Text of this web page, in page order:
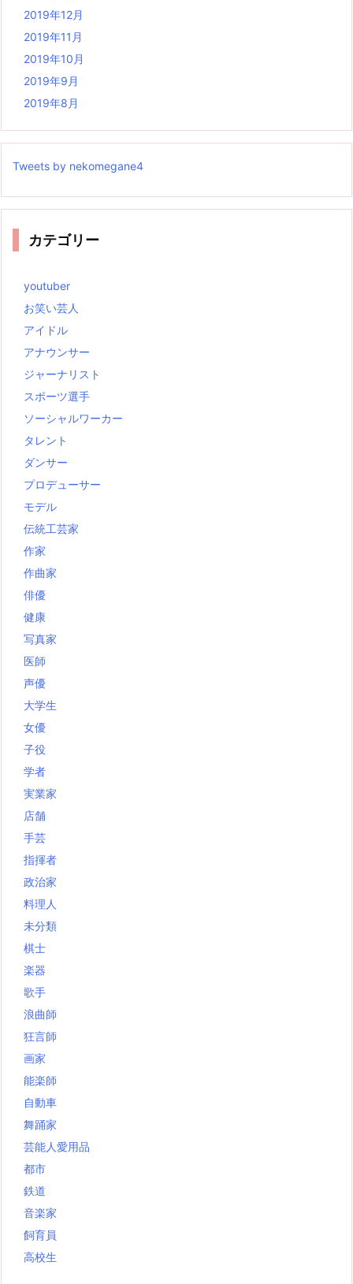
2019年12月
2019年11月
2019年10月
2019年9月
2019年8月
Tweets by nekomegane4
カテゴリー
youtuber
お笑い芸人
アイドル
アナウンサー
ジャーナリスト
スポーツ選手
ソーシャルワーカー
タレント
ダンサー
プロデューサー
モデル
伝統工芸家
作家
作曲家
俳優
健康
写真家
医師
声優
大学生
女優
子役
学者
実業家
店舗
手芸
指揮者
政治家
料理人
未分類
棋士
楽器
歌手
浪曲師
狂言師
画家
能楽師
自動車
舞踊家
芸能人愛用品
都市
鉄道
音楽家
飼育員
高校生